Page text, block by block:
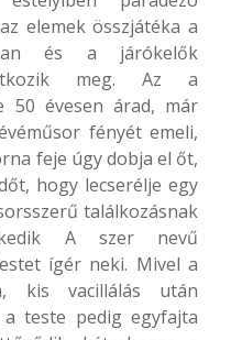
elemek összjátéka a
és a járókelők
meg. Az a
50 évesen árad, már
fényét emeli,
feje úgy dobja el őt,
hogy lecserélje egy
találkozásnak
A szer nevű
ígér neki. Mivel a
kis vacillálás után
a teste pedig egyfajta